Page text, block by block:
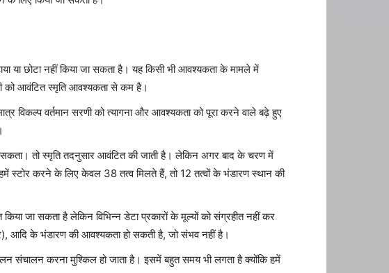
या छोटा नहीं किया जा सकता है। यह किसी भी आवश्यकता के मामले में
को आवंटित स्मृति आवश्यकता से कम है।
विकल्प वर्तमान सरणी को त्यागना और आवश्यकता को पूरा करने वाले बढ़े हुए
तो स्मृति तदनुसार आवंटित की जाती है। लेकिन अगर बाद के चरण में
स्टोर करने के लिए केवल 38 तत्व मिलते हैं, तो 12 तत्वों के भंडारण स्थान की
जा सकता है लेकिन विभिन्न डेटा प्रकारों के मूल्यों को संग्रहीत नहीं कर
आदि के भंडारण की आवश्यकता हो सकती है, जो संभव नहीं है।
संचालन करना मुश्किल हो जाता है। इसमें बहुत समय भी लगता है क्योंकि हमें